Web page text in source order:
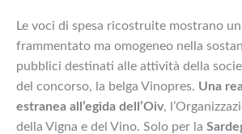
Le voci di spesa ricostruite mostrano
frammentato ma omogeneo nella
pubblici destinati alle attività della
del concorso, la belga Vinopres. Una
estranea all’egida dell’Oiv,
della Vigna e del Vino. Solo per la